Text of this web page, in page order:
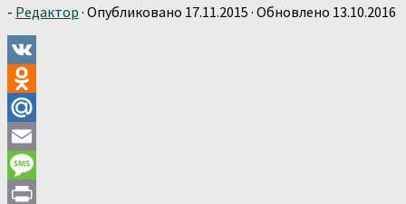
- Редактор · Опубликовано 17.11.2015 · Обновлено 13.10.2016
VK
Odnoklassniki
Mail.Ru
Email
Message